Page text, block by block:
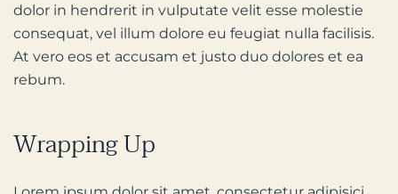
dolor in hendrerit in vulputate velit esse molestie
consequat, vel illum dolore eu feugiat nulla facilisis.
At vero eos et accusam et justo duo dolores et ea
rebum.
Wrapping Up